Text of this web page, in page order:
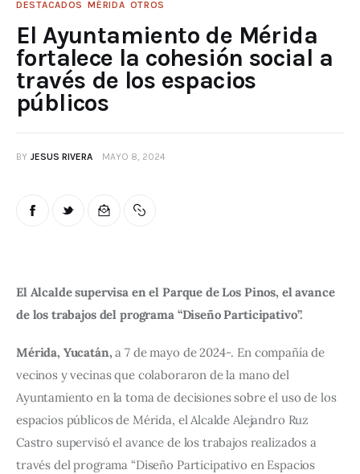
DESTACADOS MÉRIDA OTROS
El Ayuntamiento de Mérida
fortalece la cohesión social a
través de los espacios
públicos
BY JESUS RIVERA MAYO 8, 2024
El Alcalde supervisa en el Parque de Los Pinos, el avance
de los trabajos del programa “Diseño Participativo”.
Mérida, Yucatán, a 7 de mayo de 2024-. En compañía de
vecinos y vecinas que colaboraron de la mano del
Ayuntamiento en la toma de decisiones sobre el uso de los
espacios públicos de Mérida, el Alcalde Alejandro Ruz
Castro supervisó el avance de los trabajos realizados a
través del programa “Diseño Participativo en Espacios